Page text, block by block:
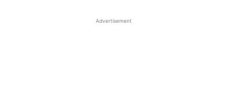
Advertisement